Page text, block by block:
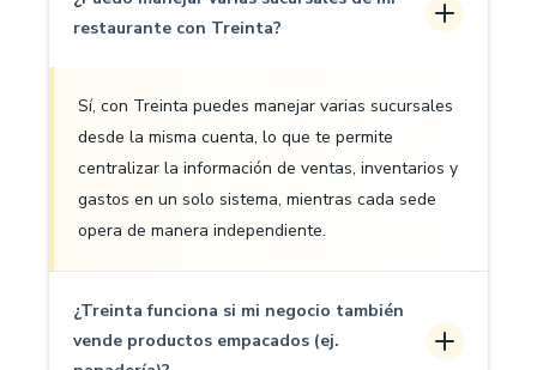
restaurante con Treinta?
Sí, con Treinta puedes manejar varias sucursales
desde la misma cuenta, lo que te permite
centralizar la información de ventas, inventarios y
gastos en un solo sistema, mientras cada sede
opera de manera independiente.
¿Treinta funciona si mi negocio también
vende productos empacados (ej.